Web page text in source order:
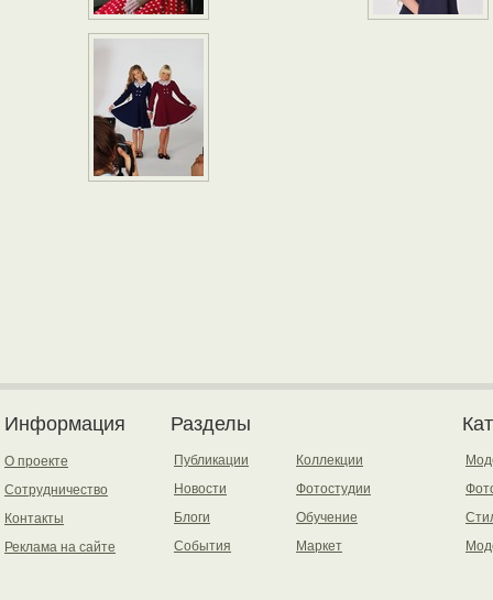
Информация
О проекте
Сотрудничество
Контакты
Реклама на сайте
Разделы
Публикации
Новости
Блоги
События
Коллекции
Фотостудии
Обучение
Маркет